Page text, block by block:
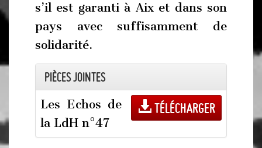
s’il est garanti à Aix et dans son
pays avec suffisamment de
solidarité.
Pièces jointes
Les Echos de
la LdH n°47
Télécharger